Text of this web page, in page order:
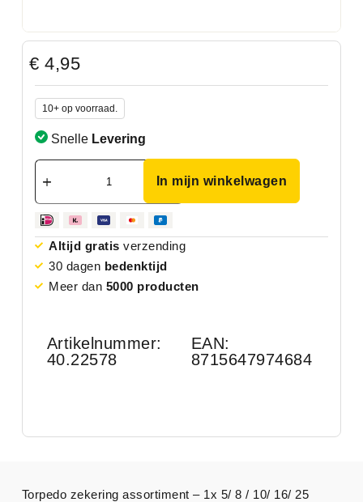
€ 4,95
10+ op voorraad.
Snelle Levering
In mijn winkelwagen
Altijd gratis verzending
30 dagen bedenktijd
Meer dan 5000 producten
Artikelnummer:
40.22578
EAN:
8715647974684
Torpedo zekering assortiment – 1x 5/ 8 / 10/ 16/ 25